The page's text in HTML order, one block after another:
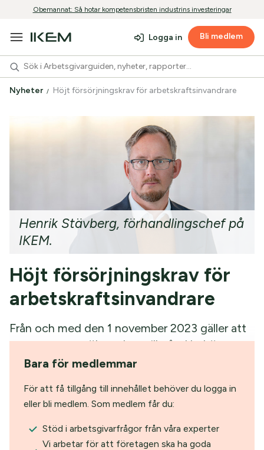
Obemannat: Så hotar kompetensbristen industrins investeringar
Logga in Bli medlem
Nyheter Höjt försörjningskrav för arbetskraftsinvandrare
Henrik Stävberg, förhandlingschef på
IKEM.
Höjt försörjningskrav för
arbetskraftsinvandrare
Från och med den 1 november 2023 gäller att
personer som söker arbetstillstånd behöver
styrka att hen har en anställning som gör det
Bara för medlemmar
För att få tillgång till innehållet behöver du logga in
eller bli medlem. Som medlem får du:
Stöd i arbetsgivarfrågor från våra experter
Vi arbetar för att företagen ska ha goda